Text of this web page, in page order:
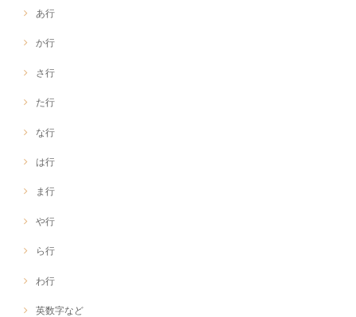
あ行
か行
さ行
た行
な行
は行
ま行
や行
ら行
わ行
英数字など